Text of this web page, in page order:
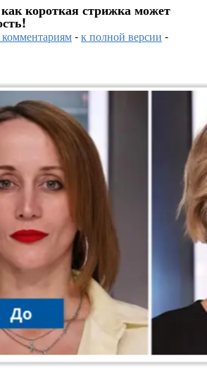
короткая стрижка может
-к полной версии -